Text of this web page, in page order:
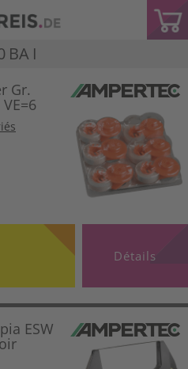
BA I
Gr.
Détails
ESW